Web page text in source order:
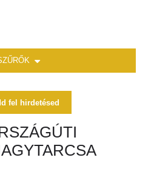
fel hirdetésed